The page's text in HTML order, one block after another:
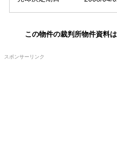
この物件の裁判所物件資料
スポンサーリンク